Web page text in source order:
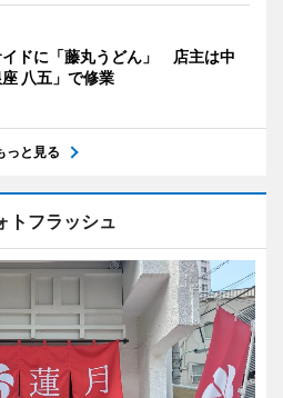
イドに「藤丸うどん」 店主は中
八五」で修業
っと見る
トフラッシュ